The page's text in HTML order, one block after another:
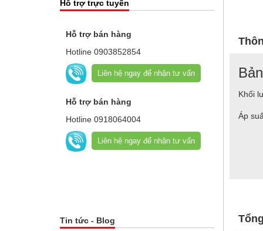
Hỗ trợ trực tuyến
Hỗ trợ bán hàng
Hotline 0903852854
Liên hệ ngay để nhận tư vấn
Hỗ trợ bán hàng
Hotline 0918064004
Liên hệ ngay để nhận tư vấn
Tin tức - Blog
Khối
Áp